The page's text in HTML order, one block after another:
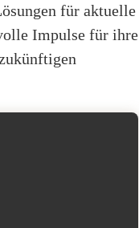
für aktuelle
Impulse für ihre